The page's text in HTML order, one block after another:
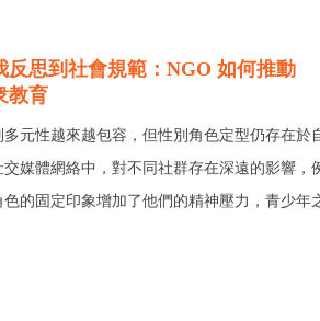
反思到社會規範：NGO 如何推動
教育
元性越來越包容，但性別角色定型仍存在於
媒體網絡中，對不同社群存在深遠的影響，
的固定印象增加了他們的精神壓力，青少年